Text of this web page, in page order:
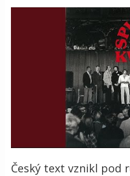
Český text vznikl pod